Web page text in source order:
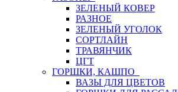
ЗЕЛЕНЫЙ КОВЕР
РАЗНОЕ
ЗЕЛЕНЫЙ УГОЛОК
СОРТЛАЙН
ТРАВЯНЧИК
ЦГТ
ГОРШКИ, КАШПО
ВАЗЫ ДЛЯ ЦВЕТОВ